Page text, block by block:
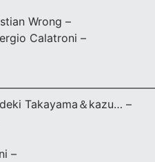
Wrong –
Calatroni –
Takayama＆kazu… –
–